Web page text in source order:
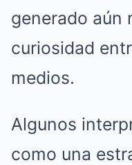
generado aún
curiosidad
medios.
Algunos
como una